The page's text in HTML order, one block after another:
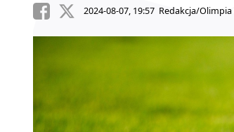
2024-08-07, 19:57 Redakcja/